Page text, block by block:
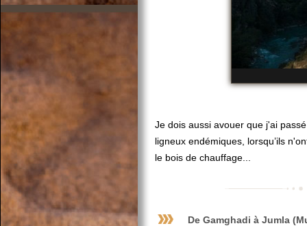
Je dois aussi avouer que j'ai
ligneux endémiques, lorsqu’ils
le bois de chauffage...
De Gamghadi à Jumla (